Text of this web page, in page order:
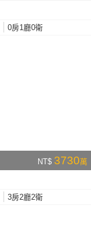
0房1廳0衛
NT$ 3730萬
3房2廳2衛